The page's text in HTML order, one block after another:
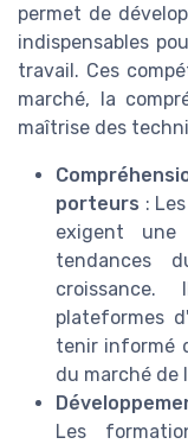
permet de
indispensables
travail. Ces
marché, la
maîtrise des
porteurs :
exigent
tendances
plateformes
tenir informé
du marché de
Les